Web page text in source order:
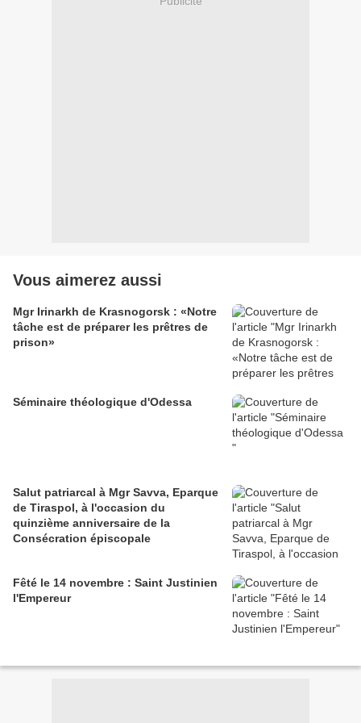
Vous aimerez aussi
Mgr Irinarkh de Krasnogorsk : «Notre
tâche est de préparer les prêtres de
prison»
Séminaire théologique d'Odessa
Salut patriarcal à Mgr Savva, Eparque
de Tiraspol, à l'occasion du
quinzième anniversaire de la
Consécration épiscopale
Fêté le 14 novembre : Saint Justinien
l'Empereur